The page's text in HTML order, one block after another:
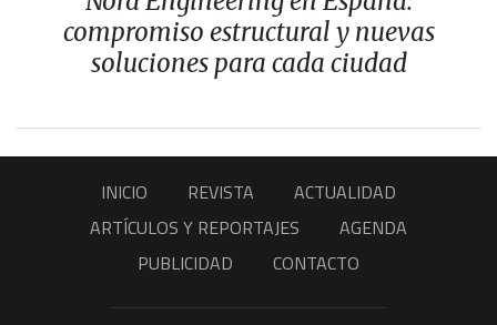
compromiso estructural y nuevas
soluciones para cada ciudad
INICIO REVISTA
ACTUALIDAD
ARTÍCULOS Y REPORTAJES
AGENDA
PUBLICIDAD
CONTACTO